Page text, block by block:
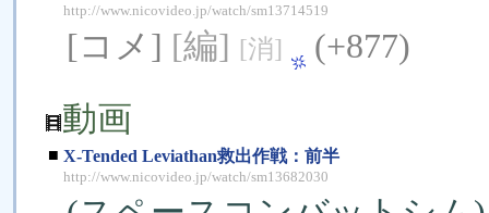
http://www.nicovideo.jp/watch/sm13714519
[コメ] [編] [消]
(+877)
動画
■ X-Tended Leviathan救出作戦：前半
http://www.nicovideo.jp/watch/sm13682030